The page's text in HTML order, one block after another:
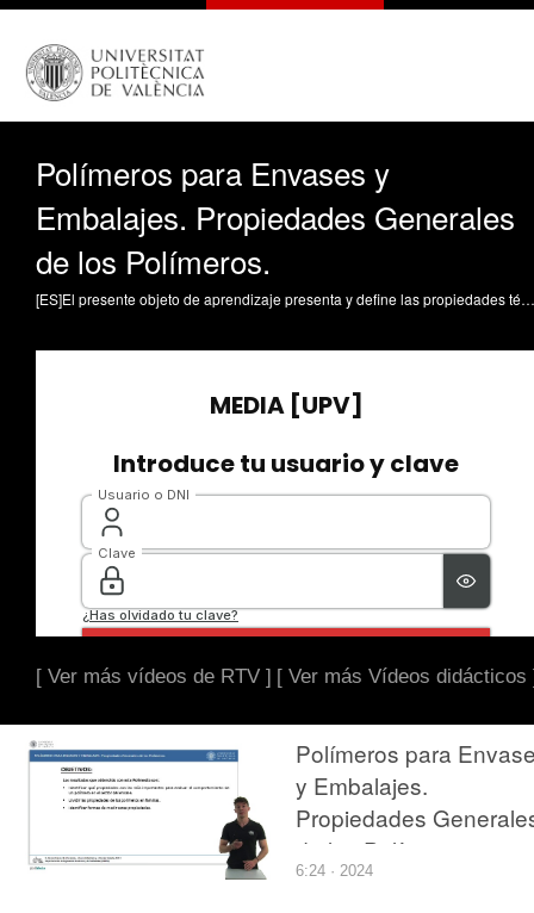
Polímeros para Envases y
Embalajes. Propiedades Generales
de los Polímeros.
[ES]El presente objeto de aprendizaje presenta y define las propiedades térmicas, barrera y visuales de los polímeros que tienen más interés en el sector del envase y embalaje y muestra los ensayos que se emplean para medirlas. Garcia-Garcia, Daniel;Montanes, Nestor;Juan Ivorra-Martinez;Gómez-Caturla, Jaume (2025). Polímeros para Envases y Embalajes. Propiedades Generales de los Polímeros. https://riunet.upv.es/handle/10251/221102 DER
[ Ver más vídeos de RTV ] [ Ver más Vídeos didácticos
Polímeros para
y Embalajes.
Propiedades
de los Polímeros.
6:24 · 2024